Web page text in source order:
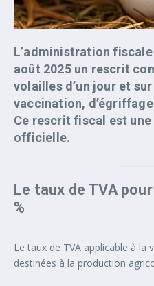
L’administration
août 2025 un rescrit
volailles d’un jour et
vaccination,
Ce rescrit fiscal est
officielle.
Le taux de TVA
%
Le taux de TVA applicable à la
destinées à la production